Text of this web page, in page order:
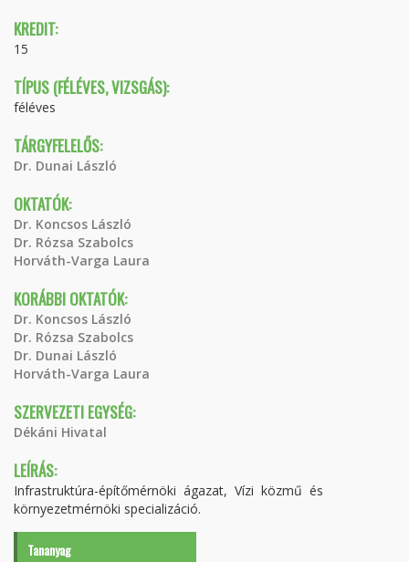
KREDIT:
15
TÍPUS (FÉLÉVES, VIZSGÁS):
féléves
TÁRGYFELELŐS:
Dr. Dunai László
OKTATÓK:
Dr. Koncsos László
Dr. Rózsa Szabolcs
Horváth-Varga Laura
KORÁBBI OKTATÓK:
Dr. Koncsos László
Dr. Rózsa Szabolcs
Dr. Dunai László
Horváth-Varga Laura
SZERVEZETI EGYSÉG:
Dékáni Hivatal
LEÍRÁS:
Infrastruktúra-építőmérnöki ágazat, Vízi közmű és
környezetmérnöki specializáció.
Tananyag